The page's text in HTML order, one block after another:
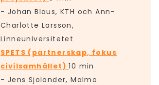
- Johan Blaus, KTH och Ann-
Charlotte Larsson,
Linneuniversitetet
SPETS (partnerskap, fokus
civilsamhället)10 min
- Jens Sjölander, Malmö